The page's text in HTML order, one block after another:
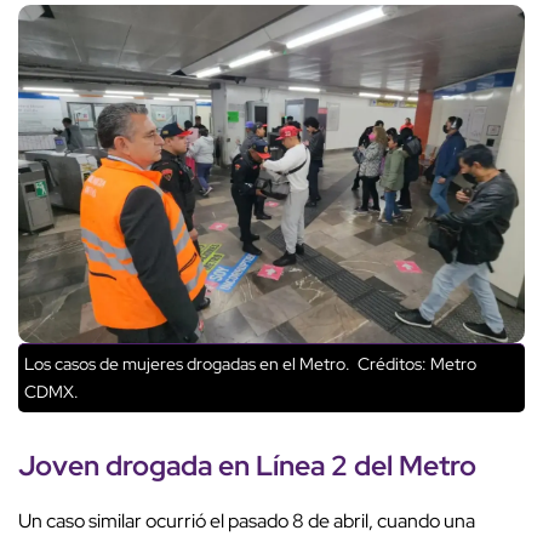
Los casos de mujeres drogadas en el Metro. Créditos: Metro
CDMX.
Joven drogada en Línea 2 del Metro
Un caso similar ocurrió el pasado 8 de abril, cuando una